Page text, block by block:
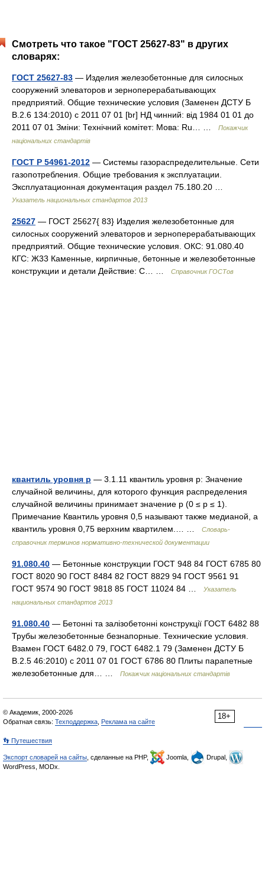
Смотреть что такое "ГОСТ 25627-83" в других
словарях:
ГОСТ 25627-83 — Изделия железобетонные для силосных
сооружений элеваторов и зерноперерабатывающих
предприятий. Общие технические условия (Заменен ДСТУ Б
В.2.6 134:2010) с 2011 07 01 [br] НД чинний: від 1984 01 01 до
2011 07 01 Зміни: Технічний комітет: Мова: Ru… …
Покажчик
національних стандартів
ГОСТ Р 54961-2012 — Системы газораспределительные. Сети
газопотребления. Общие требования к эксплуатации.
Эксплуатационная документация раздел 75.180.20 …
Указатель национальных стандартов 2013
25627 — ГОСТ 25627{ 83} Изделия железобетонные для
силосных сооружений элеваторов и зерноперерабатывающих
предприятий. Общие технические условия. ОКС: 91.080.40
КГС: Ж33 Каменные, кирпичные, бетонные и железобетонные
конструкции и детали Действие: С… …
Справочник ГОСТов
квантиль уровня р — 3.1.11 квантиль уровня р: Значение
случайной величины, для которого функция распределения
случайной величины принимает значение р (0 ≤ р ≤ 1).
Примечание Квантиль уровня 0,5 называют также медианой, а
квантиль уровня 0,75 верхним квартилем.… …
Словарь-
справочник терминов нормативно-технической документации
91.080.40 — Бетонные конструкции ГОСТ 948 84 ГОСТ 6785 80
ГОСТ 8020 90 ГОСТ 8484 82 ГОСТ 8829 94 ГОСТ 9561 91
ГОСТ 9574 90 ГОСТ 9818 85 ГОСТ 11024 84 …
Указатель
национальных стандартов 2013
91.080.40 — Бетонні та залізобетонні конструкції ГОСТ 6482 88
Трубы железобетонные безнапорные. Технические условия.
Взамен ГОСТ 6482.0 79, ГОСТ 6482.1 79 (Заменен ДСТУ Б
В.2.5 46:2010) с 2011 07 01 ГОСТ 6786 80 Плиты парапетные
железобетонные для… …
Покажчик національних стандартів
18+
© Академик, 2000-2026
Обратная связь: Техподдержка Реклама на сайте
👣 Путешествия
Экспорт словарей на сайты , сделанные на PHP, Joomla,
Drupal,
WordPress, MODx.